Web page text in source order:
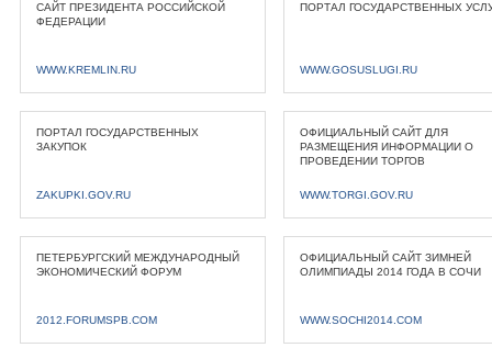
САЙТ ПРЕЗИДЕНТА РОССИЙСКОЙ
ФЕДЕРАЦИИ
WWW.KREMLIN.RU
ПОРТАЛ ГОСУДАРСТВЕННЫХ
WWW.GOSUSLUGI.RU
ПОРТАЛ ГОСУДАРСТВЕННЫХ
ЗАКУПОК
ZAKUPKI.GOV.RU
ОФИЦИАЛЬНЫЙ САЙТ ДЛЯ
РАЗМЕЩЕНИЯ ИНФОРМАЦИИ О
ПРОВЕДЕНИИ ТОРГОВ
WWW.TORGI.GOV.RU
ПЕТЕРБУРГСКИЙ МЕЖДУНАРОДНЫЙ
ЭКОНОМИЧЕСКИЙ ФОРУМ
2012.FORUMSPB.COM
ОФИЦИАЛЬНЫЙ САЙТ ЗИМНЕЙ
ОЛИМПИАДЫ 2014 ГОДА В СОЧИ
WWW.SOCHI2014.COM